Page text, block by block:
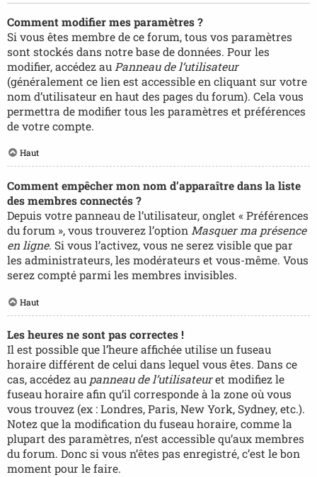
Comment modifier mes paramètres ?
Si vous êtes membre de ce forum, tous vos paramètres
sont stockés dans notre base de données. Pour les
modifier, accédez au Panneau de l’utilisateur
(généralement ce lien est accessible en cliquant sur votre
nom d’utilisateur en haut des pages du forum). Cela vous
permettra de modifier tous les paramètres et préférences
de votre compte.
Haut
Comment empêcher mon nom d’apparaître dans la liste
des membres connectés ?
Depuis votre panneau de l’utilisateur, onglet « Préférences
du forum », vous trouverez l’option Masquer ma présence
en ligne. Si vous l’activez, vous ne serez visible que par
les administrateurs, les modérateurs et vous-même. Vous
serez compté parmi les membres invisibles.
Haut
Les heures ne sont pas correctes !
Il est possible que l’heure affichée utilise un fuseau
horaire différent de celui dans lequel vous êtes. Dans ce
cas, accédez au panneau de l’utilisateuret modifiez le
fuseau horaire afin qu’il corresponde à la zone où vous
vous trouvez (ex : Londres, Paris, New York, Sydney, etc.).
Notez que la modification du fuseau horaire, comme la
plupart des paramètres, n’est accessible qu’aux membres
du forum. Donc si vous n’êtes pas enregistré, c’est le bon
moment pour le faire.